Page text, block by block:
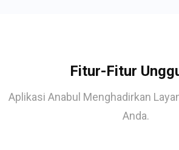
Fitur-Fitur
Aplikasi Anabul Menghadirkan
Anda.